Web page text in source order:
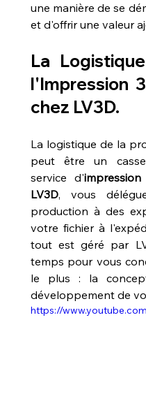
une manière de se
et d'offrir une valeur
La
l'Impression
chez LV3D.
La logistique de la
peut être un
service d'
LV3D, vous
production à des
votre fichier à
tout est géré par
temps pour vous
le plus : la
développement de
https://